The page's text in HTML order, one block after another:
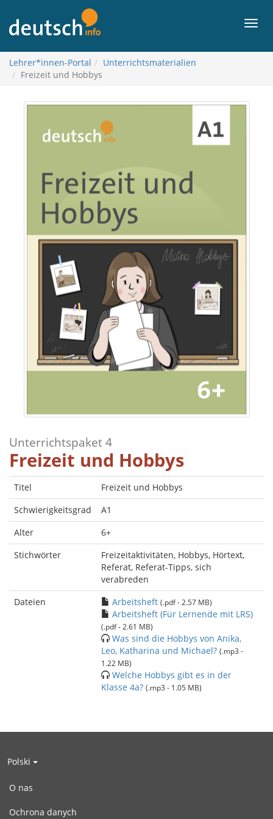
Lehrer*innen-Portal
Unterrichtsmaterialien
Freizeit und Hobbys
Unterrichtspaket 4
Freizeit und Hobbys
Titel
Freizeit und Hobbys
Schwierigkeitsgrad
A1
Alter
6+
Stichwörter
Freizeitaktivitäten, Hobbys, Hörtext,
Referat, Referat-Tipps, sich
verabreden
Dateien
Arbeitsheft (.pdf - 2.57 MB)
Arbeitsheft (Für Lernende mit LRS)
(.pdf - 2.61 MB)
Was sind die Hobbys von Anika,
Leo, Katharina und Michael? (.mp3 -
1.22 MB)
Welche Hobbys gibt es in der
Klasse 4a? (.mp3 - 1.05 MB)
Polski
O nas
Ochrona danych